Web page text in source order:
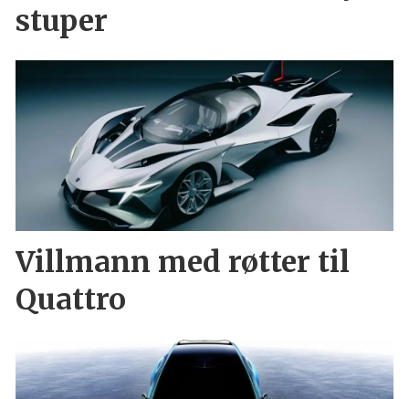
stuper
Villmann med røtter til
Quattro